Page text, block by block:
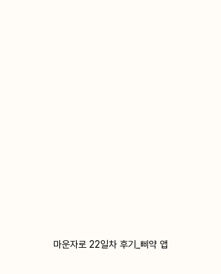
마운자로 22일차 후기_삐약 앱